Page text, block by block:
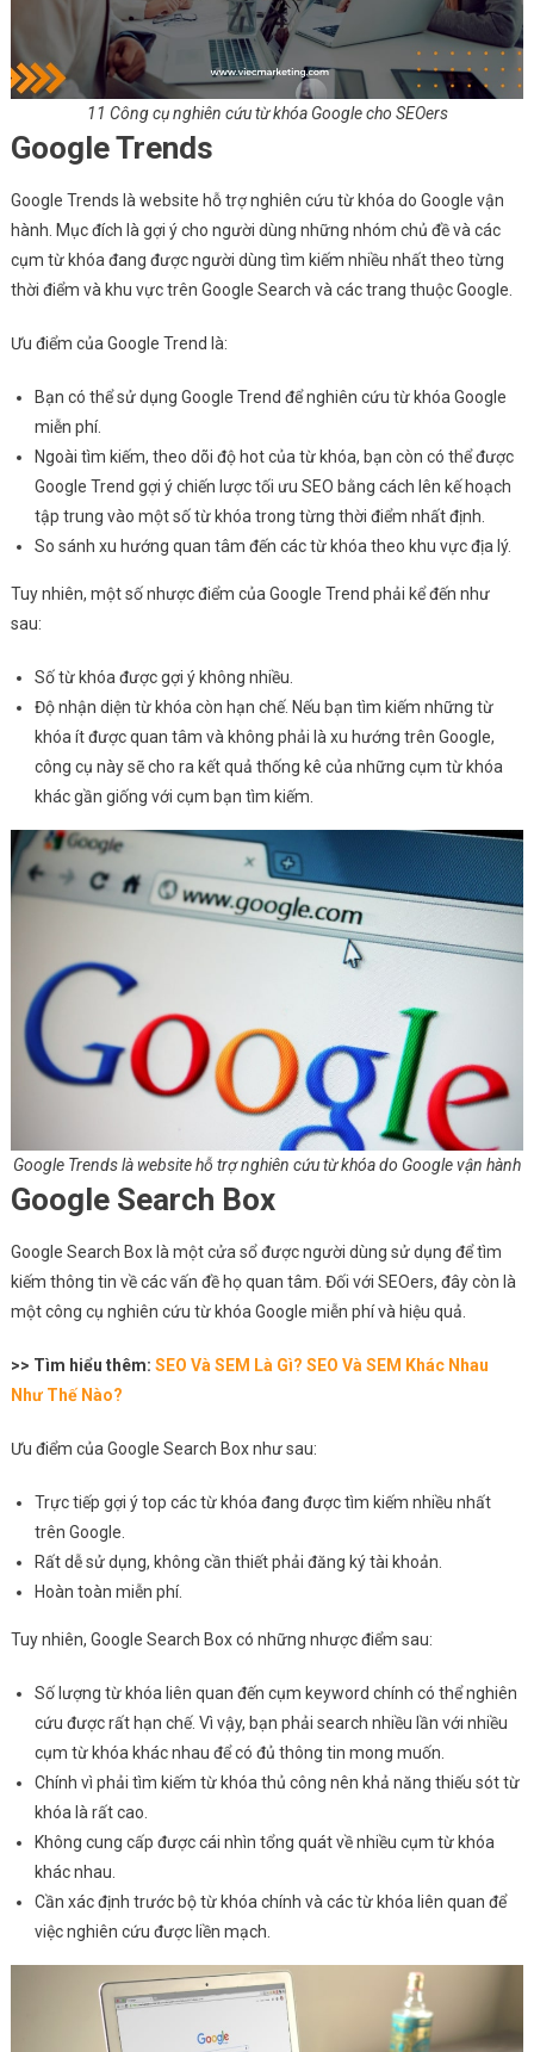
11 Công cụ nghiên cứu từ khóa Google cho SEOers
Google Trends
Google Trends là website hỗ trợ nghiên cứu từ khóa do Google vận
hành. Mục đích là gợi ý cho người dùng những nhóm chủ đề và các
cụm từ khóa đang được người dùng tìm kiếm nhiều nhất theo từng
thời điểm và khu vực trên Google Search và các trang thuộc Google.
Ưu điểm của Google Trend là:
Bạn có thể sử dụng Google Trend để nghiên cứu từ khóa Google
miễn phí.
Ngoài tìm kiếm, theo dõi độ hot của từ khóa, bạn còn có thể được
Google Trend gợi ý chiến lược tối ưu SEO bằng cách lên kế hoạch
tập trung vào một số từ khóa trong từng thời điểm nhất định.
So sánh xu hướng quan tâm đến các từ khóa theo khu vực địa lý.
Tuy nhiên, một số nhược điểm của Google Trend phải kể đến như
sau:
Số từ khóa được gợi ý không nhiều.
Độ nhận diện từ khóa còn hạn chế. Nếu bạn tìm kiếm những từ
khóa ít được quan tâm và không phải là xu hướng trên Google,
công cụ này sẽ cho ra kết quả thống kê của những cụm từ khóa
khác gần giống với cụm bạn tìm kiếm.
Google Trends là website hỗ trợ nghiên cứu từ khóa do Google vận hành
Google Search Box
Google Search Box là một cửa sổ được người dùng sử dụng để tìm
kiếm thông tin về các vấn đề họ quan tâm. Đối với SEOers, đây còn là
một công cụ nghiên cứu từ khóa Google miễn phí và hiệu quả.
>> Tìm hiểu thêm: SEO Và SEM Là Gì? SEO Và SEM Khác Nhau
Như Thế Nào?
Ưu điểm của Google Search Box như sau:
Trực tiếp gợi ý top các từ khóa đang được tìm kiếm nhiều nhất
trên Google.
Rất dễ sử dụng, không cần thiết phải đăng ký tài khoản.
Hoàn toàn miễn phí.
Tuy nhiên, Google Search Box có những nhược điểm sau:
Số lượng từ khóa liên quan đến cụm keyword chính có thể nghiên
cứu được rất hạn chế. Vì vậy, bạn phải search nhiều lần với nhiều
cụm từ khóa khác nhau để có đủ thông tin mong muốn.
Chính vì phải tìm kiếm từ khóa thủ công nên khả năng thiếu sót từ
khóa là rất cao.
Không cung cấp được cái nhìn tổng quát về nhiều cụm từ khóa
khác nhau.
Cần xác định trước bộ từ khóa chính và các từ khóa liên quan để
việc nghiên cứu được liền mạch.